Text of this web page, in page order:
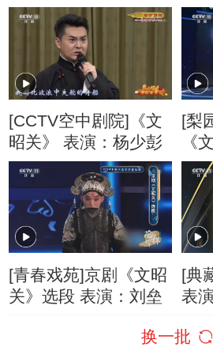
段 表演：蓝天
段
[CCTV空中剧院]《文
昭关》 表演：杨少彭
[梨
《
唱
[青春戏苑]京剧《文昭
关》选段 表演：刘垒
[典
表
换一批